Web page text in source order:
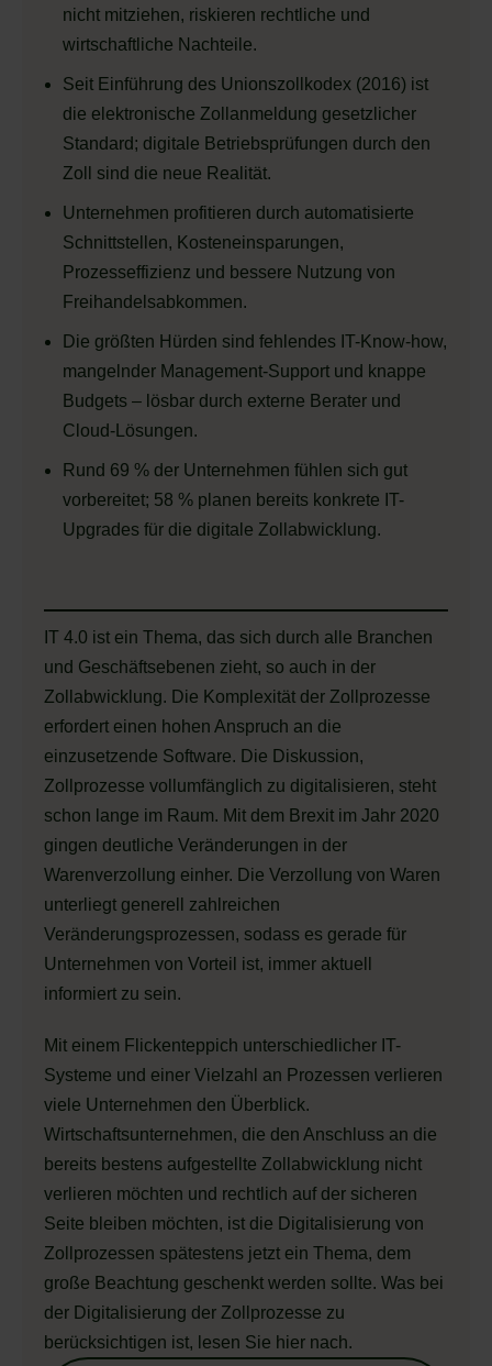
nicht mitziehen, riskieren rechtliche und
wirtschaftliche Nachteile.
Seit Einführung des Unionszollkodex (2016) ist
die elektronische Zollanmeldung gesetzlicher
Standard; digitale Betriebsprüfungen durch den
Zoll sind die neue Realität.
Unternehmen profitieren durch automatisierte
Schnittstellen, Kosteneinsparungen,
Prozesseffizienz und bessere Nutzung von
Freihandelsabkommen.
Die größten Hürden sind fehlendes IT-Know-how,
mangelnder Management-Support und knappe
Budgets – lösbar durch externe Berater und
Cloud-Lösungen.
Rund 69 % der Unternehmen fühlen sich gut
vorbereitet; 58 % planen bereits konkrete IT-
Upgrades für die digitale Zollabwicklung.
IT 4.0 ist ein Thema, das sich durch alle Branchen
und Geschäftsebenen zieht, so auch in der
Zollabwicklung. Die Komplexität der Zollprozesse
erfordert einen hohen Anspruch an die
einzusetzende Software. Die Diskussion,
Zollprozesse vollumfänglich zu digitalisieren, steht
schon lange im Raum. Mit dem Brexit im Jahr 2020
gingen deutliche Veränderungen in der
Warenverzollung einher. Die Verzollung von Waren
unterliegt generell zahlreichen
Veränderungsprozessen, sodass es gerade für
Unternehmen von Vorteil ist, immer aktuell
informiert zu sein.
Mit einem Flickenteppich unterschiedlicher IT-
Systeme und einer Vielzahl an Prozessen verlieren
viele Unternehmen den Überblick.
Wirtschaftsunternehmen, die den Anschluss an die
bereits bestens aufgestellte Zollabwicklung nicht
verlieren möchten und rechtlich auf der sicheren
Seite bleiben möchten, ist die Digitalisierung von
Zollprozessen spätestens jetzt ein Thema, dem
große Beachtung geschenkt werden sollte. Was bei
der Digitalisierung der Zollprozesse zu
berücksichtigen ist, lesen Sie hier nach.